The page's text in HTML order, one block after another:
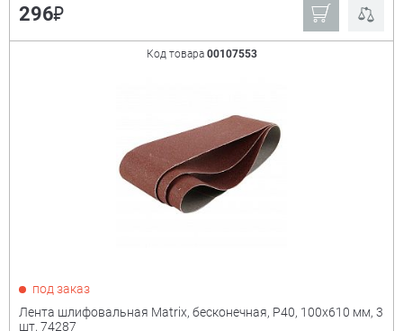
296₽
Код товара 00107553
под заказ
Лента шлифовальная Matrix, бесконечная, P40, 100х610 мм, 3
шт, 74287